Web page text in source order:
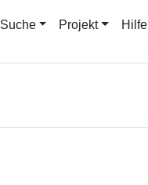
Suche Projekt Hilfe